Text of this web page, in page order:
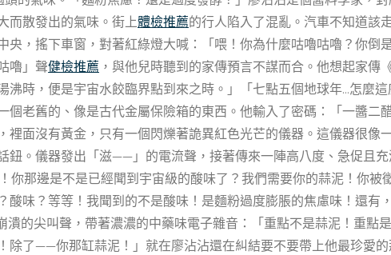
而散發出的氣味。街上體檢推薦的行人陷入了混亂。汽車不知道該
央，搖下車窗，對著紅綠燈大喊：「喂！你為什麼咕嚕咕嚕？你倒
嚕」聲健檢推薦 ，與他兒時聽到的家傳預言不謀而合。他想起家
沸時，便是宇宙水餃臨界點到來之時。」「七點五個地球年…怎麼
個老舊的、像是古代金屬保險箱的東西。他輸入了密碼：「一醬二
裡面沒有黃金，只有一個閃爍著詭異紅色光芒的儀器。這儀器很像
鈕。儀器發出「滋——」的電流聲，接著傳來一陣高八度、急促且
你那邊是不是已經聞到宇宙級的酸味了？我們需要你的蒜泥！你被
酸味？等等！我聞到的不是酸味！是麵粉過度膨脹的焦慮味！還有
的尖叫聲，帶著濃濃的中藥味電子雜音：「重點不是蒜泥！重點
除了——你那缸蒜泥！」就在廖沾沾還在糾結要不要帶上他最珍愛